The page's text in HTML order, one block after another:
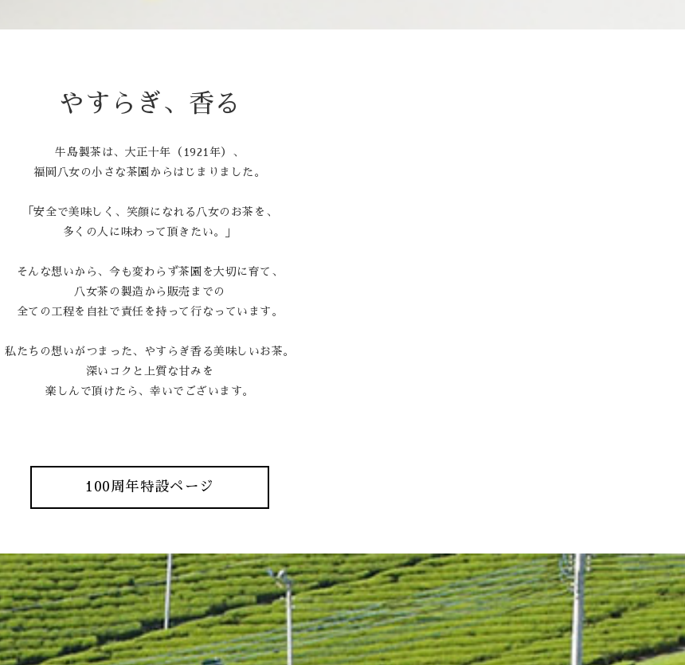
やすらぎ、香る
牛島製茶は、大正十年（1921年）、
福岡八女の小さな茶園からはじまりました。
「安全で美味しく、笑顔になれる八女のお茶を、
多くの人に味わって頂きたい。」
そんな想いから、今も変わらず茶園を大切に育て、
八女茶の製造から販売までの
全ての工程を自社で責任を持って行なっています。
私たちの想いがつまった、やすらぎ香る美味しいお茶。
深いコクと上質な甘みを
楽しんで頂けたら、幸いでございます。
100周年特設ページ